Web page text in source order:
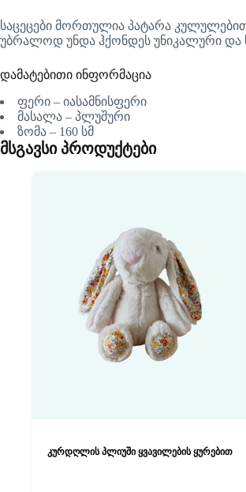
საცეცები მორთულია პატარა
უბრალოდ უნდა ჰქონდეს უნიკალური და
დამატებითი ინფორმაცია
ფერი – იასამნისფერი
მასალა – პლუშური
ზომა – 160 სმ
მსგავსი პროდუქტები
კურდღლის პლიუში ყვავილების ყურებით